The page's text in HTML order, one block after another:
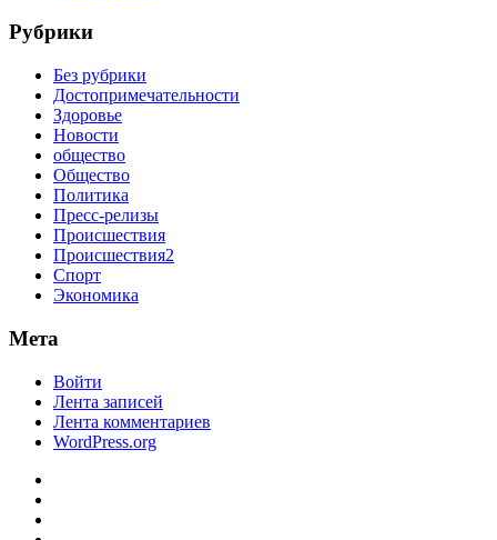
Рубрики
Без рубрики
Достопримечательности
Здоровье
Новости
общество
Общество
Политика
Пресс-релизы
Происшествия
Происшествия2
Спорт
Экономика
Мета
Войти
Лента записей
Лента комментариев
WordPress.org